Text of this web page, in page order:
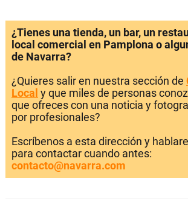
¿Tienes una tienda, un bar, un
local comercial en Pamplona o
de Navarra?
¿Quieres salir en nuestra sección de
Local y que miles de personas
que ofreces con una noticia y
por profesionales?
Escríbenos a esta dirección y
para contactar cuando antes:
contacto@navarra.com